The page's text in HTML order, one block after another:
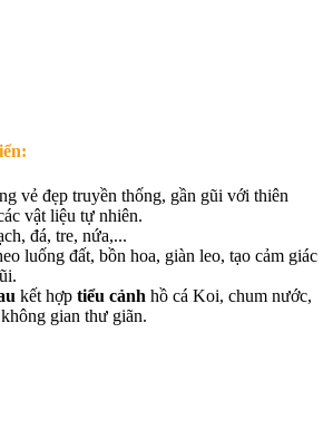
vẻ đẹp truyền thống, gần gũi với thiên
vật liệu tự nhiên.
đá, tre, nứa,...
luống đất, bồn hoa, giàn leo, tạo cảm giác
kết hợp tiểu cảnh hồ cá Koi, chum nước,
gian thư giãn.